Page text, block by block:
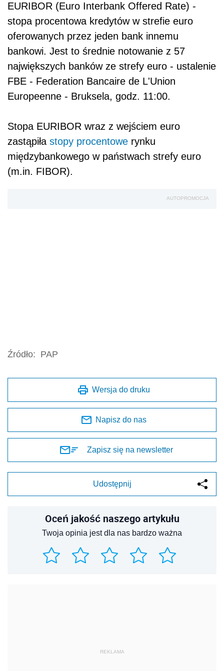
EURIBOR (Euro Interbank Offered Rate) -
stopa procentowa kredytów w strefie euro
oferowanych przez jeden bank innemu
bankowi. Jest to średnie notowanie z 57
największych banków ze strefy euro - ustalenie
FBE - Federation Bancaire de L'Union
Europeenne - Bruksela, godz. 11:00.
Stopa EURIBOR wraz z wejściem euro
zastąpiła stopy procentowe rynku
międzybankowego w państwach strefy euro
(m.in. FIBOR).
AUTOPROMOCJA
Źródło: PAP
Wersja do druku
Napisz do nas
Zapisz się na newsletter
Udostępnij
Oceń jakość naszego artykułu
Twoja opinia jest dla nas bardzo ważna
REKLAMA